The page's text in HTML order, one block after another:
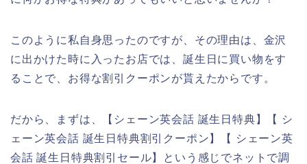
このように私自身思ったのですが、その理由は、金沢
に出かけた時に入ったお店では、誕生日に買い物をす
ることで、お得な割引クーポンが貰えたからです。
だから、まずは、【シェーン英会話 誕生日特典】【 シ
ェーン英会話 誕生日特典割引クーポン】【 シェーン英
会話 誕生日特典割引セール】という感じでネットで調